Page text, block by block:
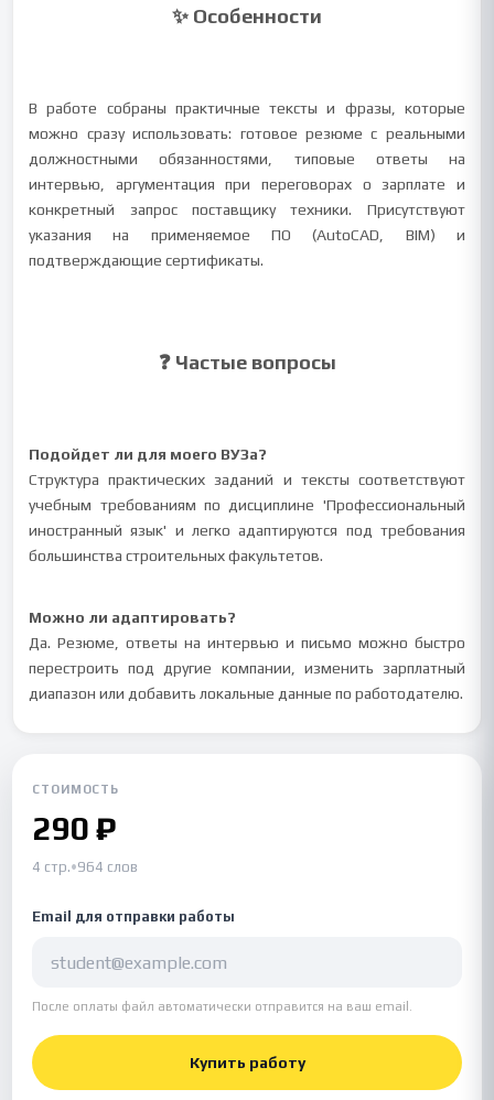
✨ Особенности
В работе собраны практичные тексты и фразы, которые
можно сразу использовать: готовое резюме с реальными
должностными обязанностями, типовые ответы на
интервью, аргументация при переговорах о зарплате и
конкретный запрос поставщику техники. Присутствуют
указания на применяемое ПО (AutoCAD, BIM) и
подтверждающие сертификаты.
❓ Частые вопросы
Подойдет ли для моего ВУЗа?
Структура практических заданий и тексты соответствуют
учебным требованиям по дисциплине 'Профессиональный
иностранный язык' и легко адаптируются под требования
большинства строительных факультетов.
Можно ли адаптировать?
Да. Резюме, ответы на интервью и письмо можно быстро
перестроить под другие компании, изменить зарплатный
диапазон или добавить локальные данные по работодателю.
СТОИМОСТЬ
290 ₽
4 стр.•964 слов
Email для отправки работы
После оплаты файл автоматически отправится на ваш email.
Купить работу